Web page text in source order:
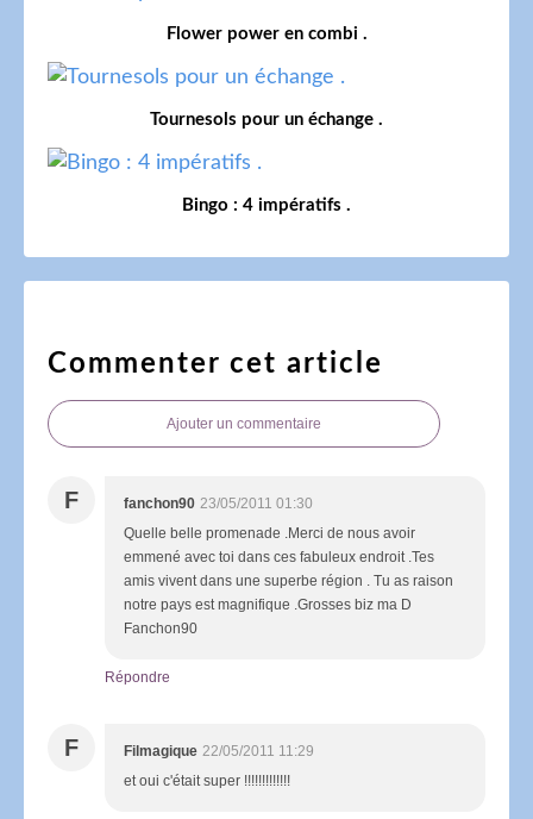
Flower power en combi .
Tournesols pour un échange .
Bingo : 4 impératifs .
Commenter cet article
Ajouter un commentaire
F fanchon90 23/05/2011 01:30
Quelle belle promenade .Merci de nous avoir
emmené avec toi dans ces fabuleux endroit .Tes
amis vivent dans une superbe région . Tu as raison
notre pays est magnifique .Grosses biz ma D
Fanchon90
Répondre
F Filmagique 22/05/2011 11:29
et oui c'était super !!!!!!!!!!!!!